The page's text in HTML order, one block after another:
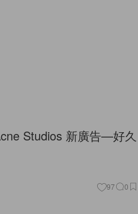
Studios 新廣告—好久
97 0